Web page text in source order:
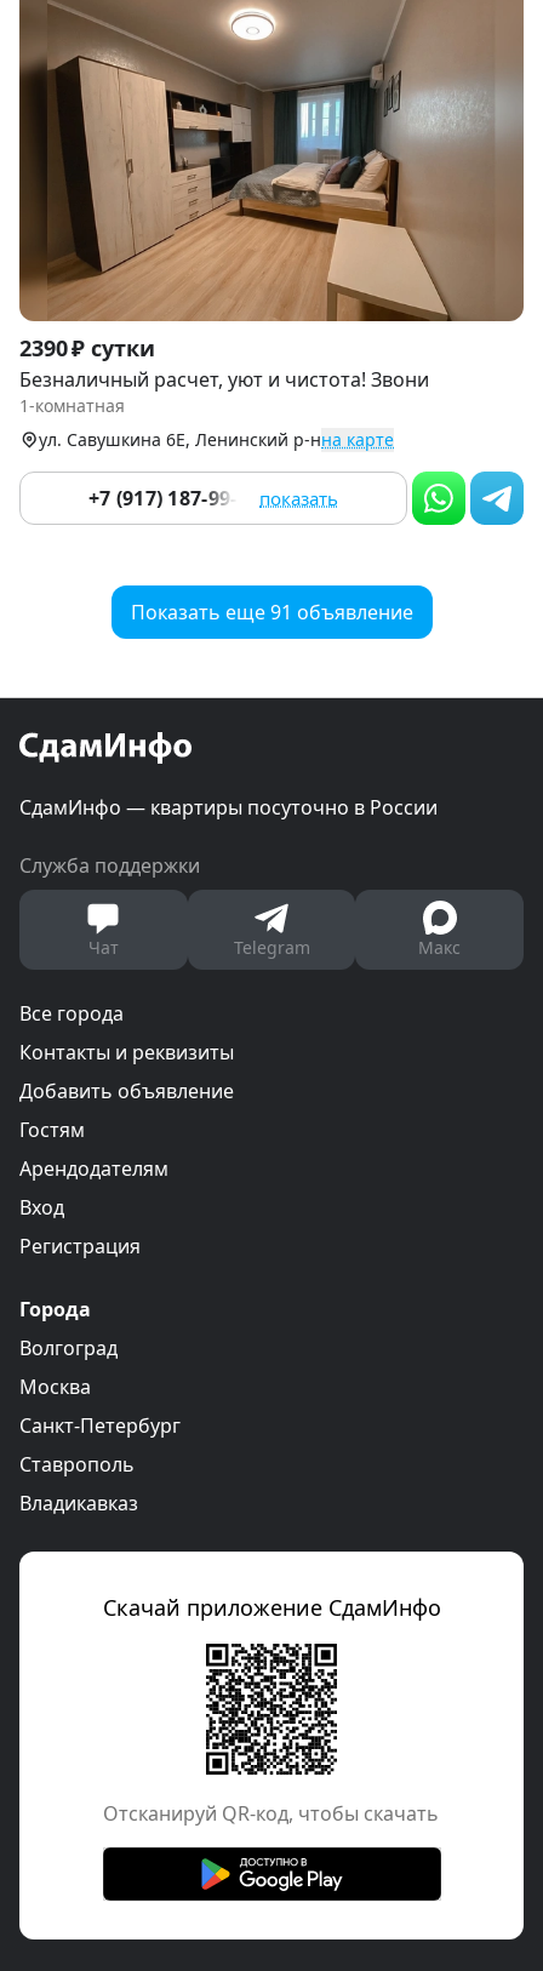
Item
1
of
2390 ₽ сутки
Безналичный расчет, уют и чистота! Звони
1-комнатная
ул. Савушкина 6Е, Ленинский р-нна карте
+7 (917) 187-99-14 показать
Показать еще 91 объявление
СдамИнфо — квартиры посуточно в России
Служба поддержки
Чат Telegram Макс
Все города
Контакты и реквизиты
Добавить объявление
Гостям
Арендодателям
Вход
Регистрация
Города
Волгоград
Москва
Санкт-Петербург
Ставрополь
Владикавказ
Скачай приложение СдамИнфо
Отcканируй QR-код, чтобы скачать